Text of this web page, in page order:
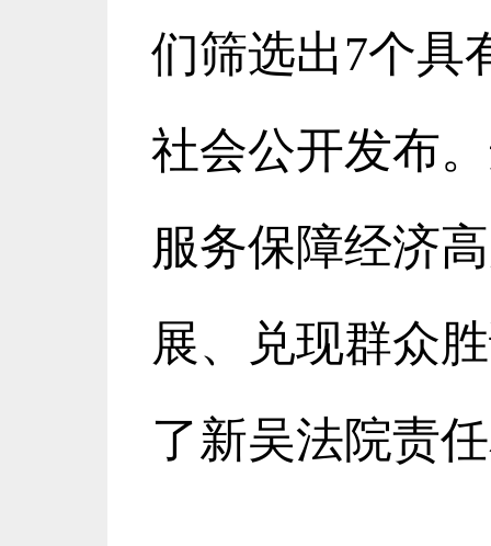
们筛选出7个具
社会公开发布
服务保障经济
展、兑现群众
了新吴法院责